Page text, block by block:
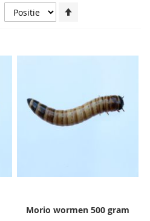
sorteren
Morio wormen 500 gram